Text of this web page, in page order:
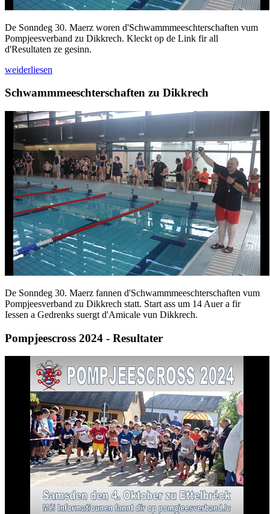
De Sonndeg 30. Maerz woren d'Schwammmeeschterschaften vum
Pompjeesverband zu Dikkrech. Kleckt op de Link fir all
d'Resultaten ze gesinn.
weiderliesen
Schwammmeeschterschaften zu Dikkrech
De Sonndeg 30. Maerz fannen d'Schwammmeeschterschaften vum
Pompjeesverband zu Dikkrech statt. Start ass um 14 Auer a fir
Iessen a Gedrenks suergt d'Amicale vun Dikkrech.
Pompjeescross 2024 - Resultater